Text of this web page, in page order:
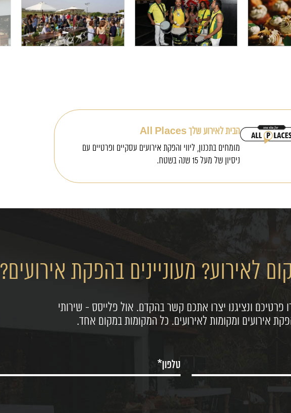
הבית לאירוע שלך All Places
מומחים בתכנון, ליווי והפקת אירועים עסקיים ופרטיים עם
ניסיון של מעל 15 שנה בשטח.
לאירוע? מעוניינים בהפקת אירועים?
פרטיכם ונציגנו יצרו אתכם קשר בהקדם. אול פלייסס - שירותי
אירועים ומקומות לאירועים. כל המקומות במקום אחד.